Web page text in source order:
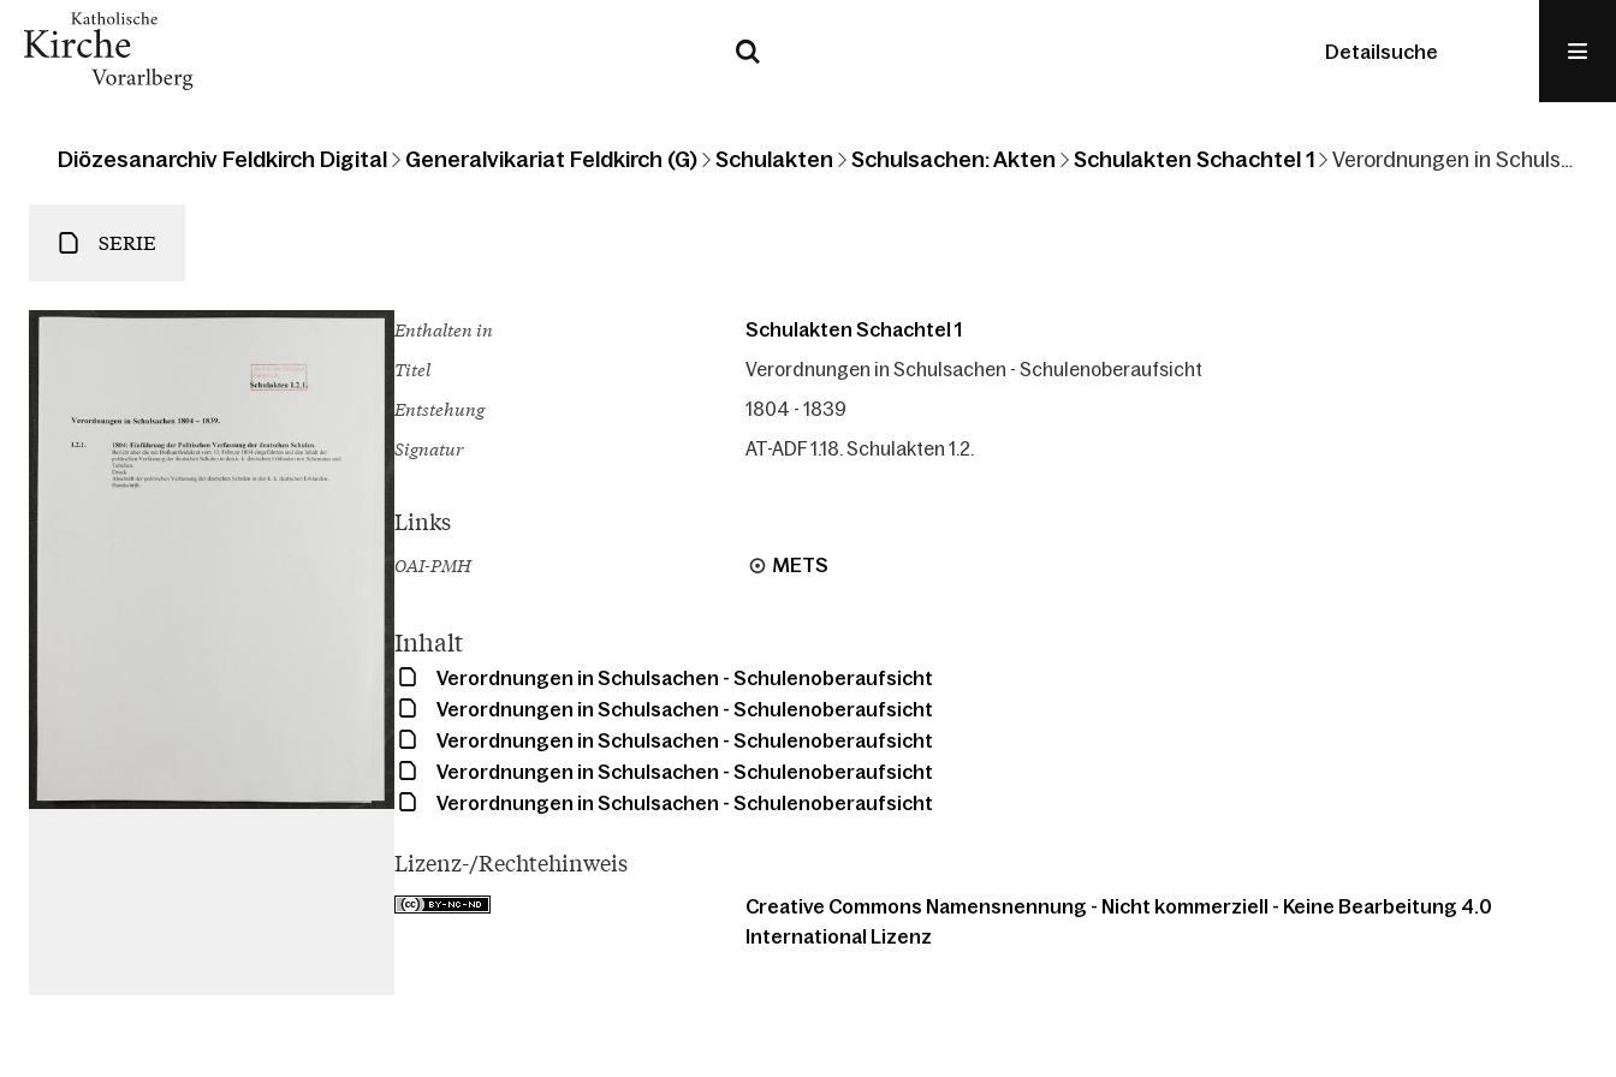
Detailsuche
Diözesanarchiv Feldkirch Digital Generalvikariat Feldkirch (G) Schulakten Schulsachen: Akten Schulakten Schachtel 1 Verordnungen in Schulsachen - Schulenoberaufsicht
SERIE
Enthalten in Schulakten Schachtel 1
Titel Verordnungen in Schulsachen - Schulenoberaufsicht
Entstehung 1804 - 1839
Signatur AT-ADF 1.18. Schulakten 1.2.
Links
OAI-PMH METS
Inhalt
Verordnungen in Schulsachen - Schulenoberaufsicht
Verordnungen in Schulsachen - Schulenoberaufsicht
Verordnungen in Schulsachen - Schulenoberaufsicht
Verordnungen in Schulsachen - Schulenoberaufsicht
Verordnungen in Schulsachen - Schulenoberaufsicht
Lizenz-/Rechtehinweis
Creative Commons Namensnennung - Nicht kommerziell - Keine Bearbeitung 4.0
International Lizenz